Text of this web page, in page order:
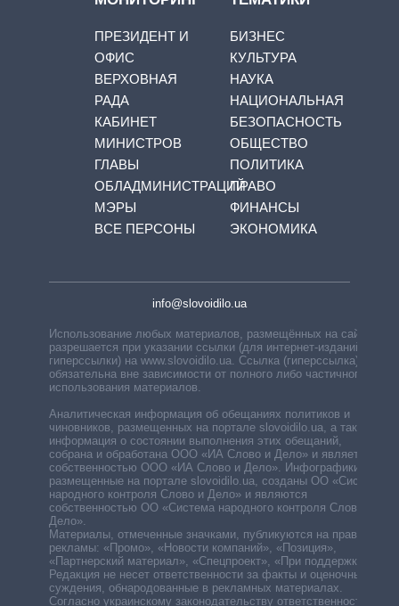
ПРЕЗИДЕНТ И
ОФИС
ВЕРХОВНАЯ
РАДА
КАБИНЕТ
МИНИСТРОВ
ГЛАВЫ
ОБЛАДМИНИСТРАЦИЙ
МЭРЫ
ВСЕ ПЕРСОНЫ
БИЗНЕС
КУЛЬТУРА
НАУКА
НАЦИОНАЛЬНАЯ
БЕЗОПАСНОСТЬ
ОБЩЕСТВО
ПОЛИТИКА
ПРАВО
ФИНАНСЫ
ЭКОНОМИКА
info@slovoidilo.ua
Использование любых материалов, размещённых на сайте,
разрешается при указании ссылки (для интернет-изданий —
гиперссылки) на www.slovoidilo.ua. Ссылка (гиперссылка)
обязательна вне зависимости от полного либо частичного
использования материалов.
Аналитическая информация об обещаниях политиков и
чиновников, размещенных на портале slovoidilo.ua, а также
информация о состоянии выполнения этих обещаний,
собрана и обработана ООО «ИА Слово и Дело» и является
собственностью ООО «ИА Слово и Дело». Инфографики,
размещенные на портале slovoidilo.ua, созданы ОО «Система
народного контроля Слово и Дело» и являются
собственностью ОО «Система народного контроля Слово и
Дело».
Материалы, отмеченные значками, публикуются на правах
рекламы: «Промо», «Новости компаний», «Позиция»,
«Партнерский материал», «Спецпроект», «При поддержке».
Редакция не несет ответственности за факты и оценочные
суждения, обнародованные в рекламных материалах.
Согласно украинскому законодательству ответственность за